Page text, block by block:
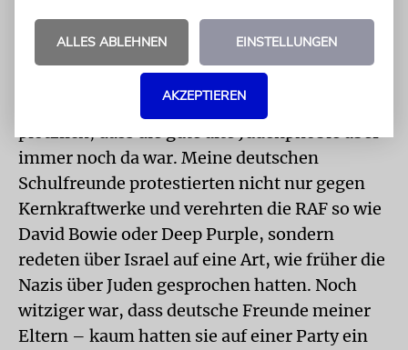
sondern nur als Namen auf Gedenktafeln
präsent. Mit 15, 16 Jahren merkte ich
plötzlich, dass die gute alte Judenphobie aber
immer noch da war. Meine deutschen
Schulfreunde protestierten nicht nur gegen
Kernkraftwerke und verehrten die RAF so wie
David Bowie oder Deep Purple, sondern
redeten über Israel auf eine Art, wie früher die
Nazis über Juden gesprochen hatten. Noch
witziger war, dass deutsche Freunde meiner
Eltern – kaum hatten sie auf einer Party ein
ALLES ABLEHNEN EINSTELLUNGEN
AKZEPTIEREN